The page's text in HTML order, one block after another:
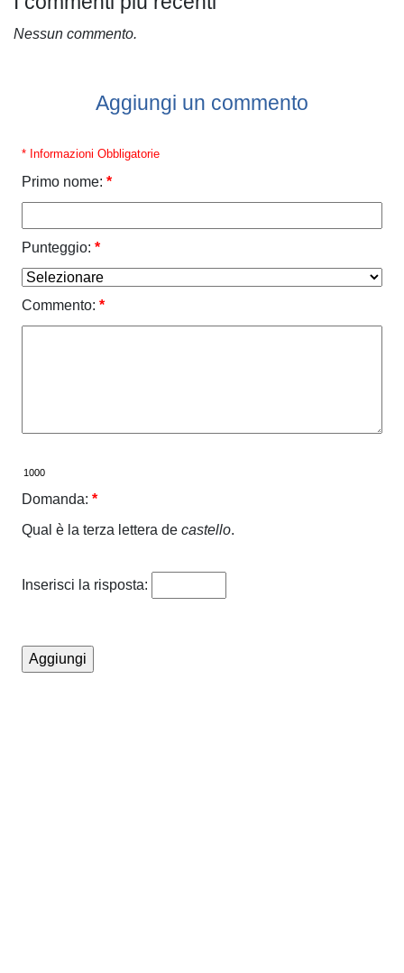
Nessun commento.
Aggiungi un commento
* Informazioni Obbligatorie
Primo nome: *
Punteggio: *
Commento: *
Domanda: *
Qual è la terza lettera de castello.
Inserisci la risposta: